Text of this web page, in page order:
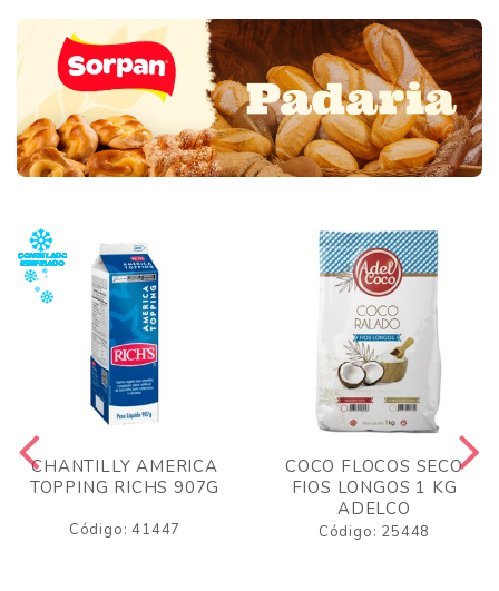
CHANTILLY AMERICA
TOPPING RICHS 907G
Código: 41447
COCO FLOCOS SECO
FIOS LONGOS 1 KG
ADELCO
Código: 25448